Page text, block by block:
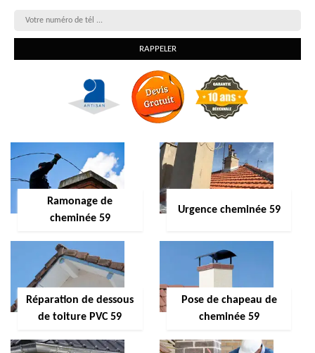
Ramonage de
cheminée 59
Urgence cheminée 59
Réparation de dessous
de toiture PVC 59
Pose de chapeau de
cheminée 59